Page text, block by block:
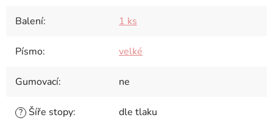
Balení: 1 ks
Písmo: velké
Gumovací: ne
? Šíře stopy: dle tlaku